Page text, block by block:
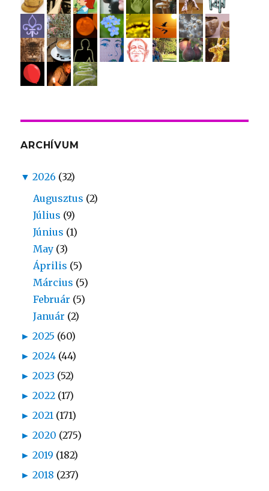
ARCHÍVUM
▼ 2026 (32)
Augusztus (2)
Július (9)
Június (1)
May (3)
Április (5)
Március (5)
Február (5)
Január (2)
► 2025 (60)
► 2024 (44)
► 2023 (52)
► 2022 (17)
► 2021 (171)
► 2020 (275)
► 2019 (182)
► 2018 (237)